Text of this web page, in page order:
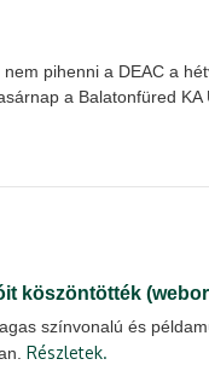
pihenni a DEAC a
a Balatonfüred KA
köszöntötték
színvonalú és
Részletek.